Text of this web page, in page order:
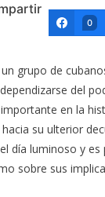
0
grupo de
del
en la
su ulterior
día luminoso y
sobre sus